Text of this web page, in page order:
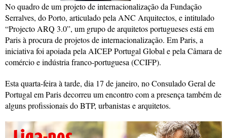
No quadro de um projeto de internacionalização da Fundação
Serralves, do Porto, articulado pela ANC Arquitectos, e intitulado
“Projecto ARQ 3.0”, um grupo de arquitetos portugueses está em
Paris à procura de projetos de internacionalização. Em Paris, a
iniciativa foi apoiada pela AICEP Portugal Global e pela Câmara de
comércio e indústria franco-portuguesa (CCIFP).
Esta quarta-feira à tarde, dia 17 de janeiro, no Consulado Geral de
Portugal em Paris decorreu um encontro com a presença também de
alguns profissionais do BTP, urbanistas e arquitetos.